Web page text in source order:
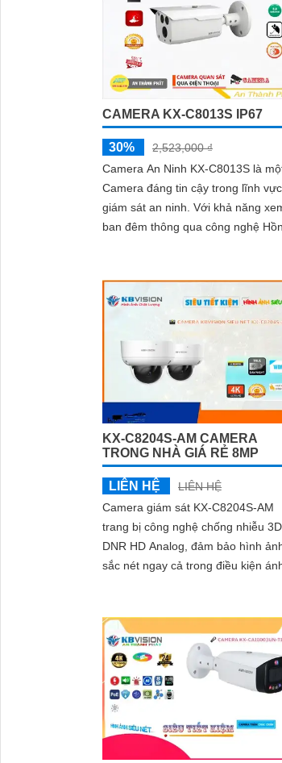
CAMERA KX-C8013S IP67
30%
2,523,000 ₫
Camera An Ninh KX-C8013S là
Camera đáng tin cậy trong lĩnh vực
giám sát an ninh. Với khả năng xem
ban đêm thông qua công nghệ
KX-C8204S-AM CAMERA
TRONG NHÀ GIÁ RẺ 8MP
LIÊN HỆ
LIÊN HỆ
Camera giám sát KX-C8204S-AM
trang bị công nghệ chống nhiễu
DNR HD Analog, đảm bảo hình
sắc nét ngay cả trong điều kiện
hành